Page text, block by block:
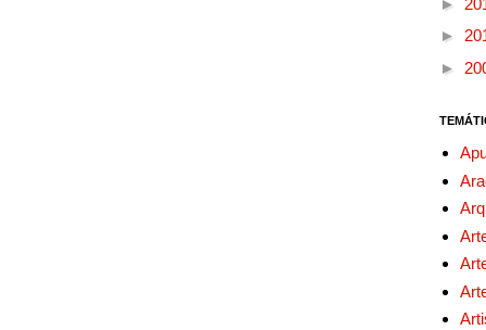
►
►
►